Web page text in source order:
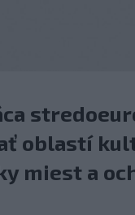
oblastí
miest a